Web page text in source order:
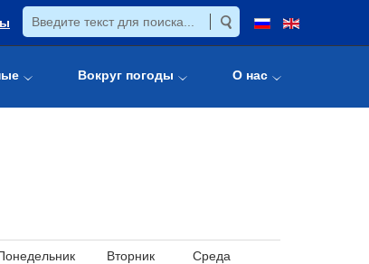
Вокруг погоды О нас
Вторник
Среда